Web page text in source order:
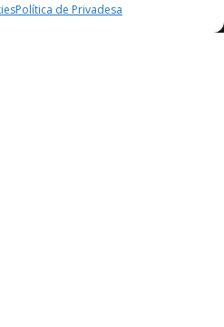
Política de Privadesa